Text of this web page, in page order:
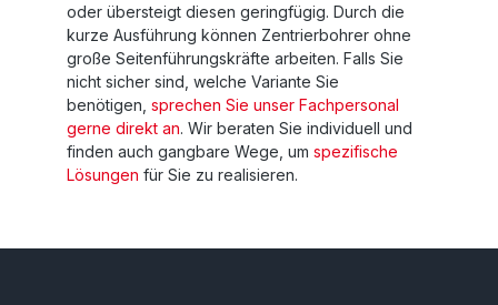
oder übersteigt diesen geringfügig. Durch die
kurze Ausführung können Zentrierbohrer ohne
große Seitenführungskräfte arbeiten. Falls Sie
nicht sicher sind, welche Variante Sie
benötigen, sprechen Sie unser Fachpersonal
gerne direkt an. Wir beraten Sie individuell und
finden auch gangbare Wege, um spezifische
Lösungen für Sie zu realisieren.